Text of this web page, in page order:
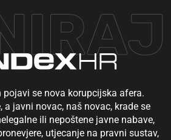
pojavi se nova korupcijska afera.
a javni novac, naš novac, krade se
ili nepoštene javne nabave,
utjecanje na pravni sustav,